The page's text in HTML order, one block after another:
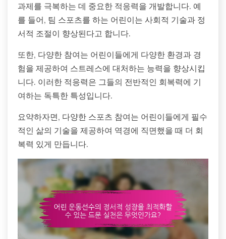
과제를 극복하는 데 중요한 적응력을 개발합니다. 예
를 들어, 팀 스포츠를 하는 어린이는 사회적 기술과 정
서적 조절이 향상된다고 합니다.
또한, 다양한 참여는 어린이들에게 다양한 환경과 경
험을 제공하여 스트레스에 대처하는 능력을 향상시킵
니다. 이러한 적응력은 그들의 전반적인 회복력에 기
여하는 독특한 특성입니다.
요약하자면, 다양한 스포츠 참여는 어린이들에게 필수
적인 삶의 기술을 제공하여 역경에 직면했을 때 더 회
복력 있게 만듭니다.